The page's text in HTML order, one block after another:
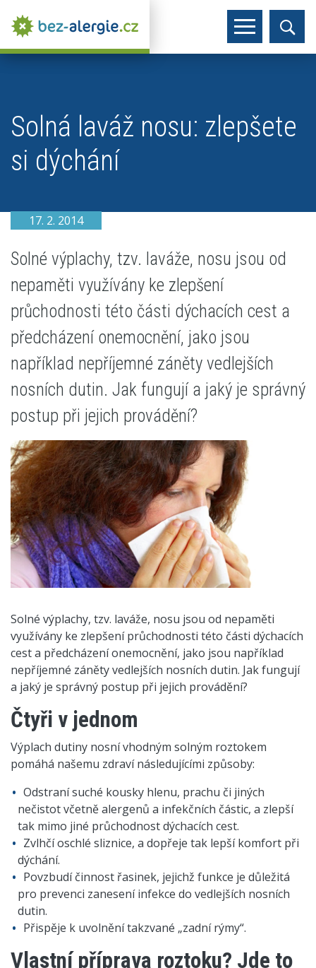
Solná laváž nosu: zlepšete
si dýchání
17. 2. 2014
Solné výplachy, tzv. laváže, nosu jsou od
nepaměti využívány ke zlepšení
průchodnosti této části dýchacích cest a
předcházení onemocnění, jako jsou
například nepříjemné záněty vedlejších
nosních dutin. Jak fungují a jaký je správný
postup při jejich provádění?
Solné výplachy, tzv. laváže, nosu jsou od nepaměti
využívány ke zlepšení průchodnosti této části dýchacích
cest a předcházení onemocnění, jako jsou například
nepříjemné záněty vedlejších nosních dutin. Jak fungují
a jaký je správný postup při jejich provádění?
Čtyři v jednom
Výplach dutiny nosní vhodným solným roztokem
pomáhá našemu zdraví následujícími způsoby:
Odstraní suché kousky hlenu, prachu či jiných
nečistot včetně alergenů a infekčních částic, a zlepší
tak mimo jiné průchodnost dýchacích cest.
Zvlhčí oschlé sliznice, a dopřeje tak lepší komfort při
dýchání.
Povzbudí činnost řasinek, jejichž funkce je důležitá
pro prevenci zanesení infekce do vedlejších nosních
dutin.
Přispěje k uvolnění takzvané „zadní rýmy“.
Vlastní příprava roztoku? Jde to